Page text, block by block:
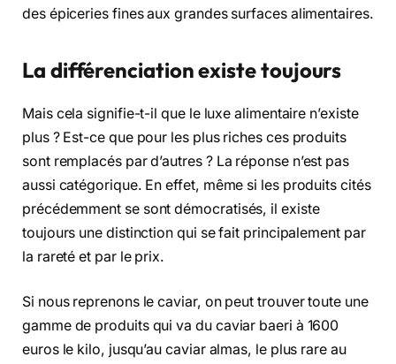
des épiceries fines aux grandes surfaces alimentaires.
La différenciation existe toujours
Mais cela signifie-t-il que le luxe alimentaire n’existe
plus ? Est-ce que pour les plus riches ces produits
sont remplacés par d’autres ? La réponse n’est pas
aussi catégorique. En effet, même si les produits cités
précédemment se sont démocratisés, il existe
toujours une distinction qui se fait principalement par
la rareté et par le prix.
Si nous reprenons le caviar, on peut trouver toute une
gamme de produits qui va du caviar baeri à 1600
euros le kilo, jusqu’au caviar almas, le plus rare au